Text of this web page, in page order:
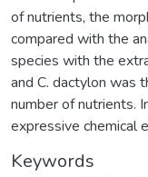
of nutrients, the
compared with the
species with the
and C. dactylon was
number of nutrients.
expressive chemical
Keywords